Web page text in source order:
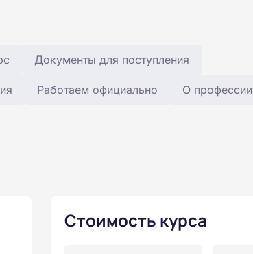
Документы для поступления
Работаем официально О профессии
Стоимость курса